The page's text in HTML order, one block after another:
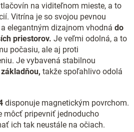
na viditeľnom mieste, a to
Vitrína je so svojou pevnou
elegantným dizajnom vhodná do
priestorov. Je veľmi odolná, a to
počasiu, ale aj proti
Je vybavená stabilnou
takže spoľahlivo odolá
disponuje magnetickým povrchom.
môcť pripevniť jednoducho
ich tak neustále na očiach.